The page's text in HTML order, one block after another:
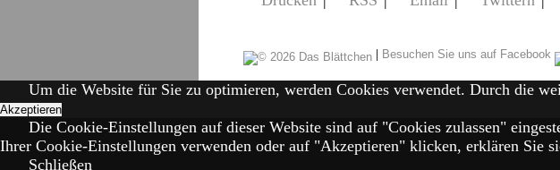
| Besuchen Sie uns auf Facebook
Um die Website für Sie zu optimieren, werden Cookies verwendet. Durch die
Akzeptieren
Die Cookie-Einstellungen auf dieser Website sind auf "Cookies zulassen"
Ihrer Cookie-Einstellungen verwenden oder auf "Akzeptieren" klicken, erklären Sie
Schließen